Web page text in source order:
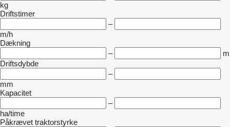
kg
Driftstimer
–
m/h
Dækning
–
m
Driftsdybde
–
mm
Kapacitet
–
ha/time
Påkrævet traktorstyrke